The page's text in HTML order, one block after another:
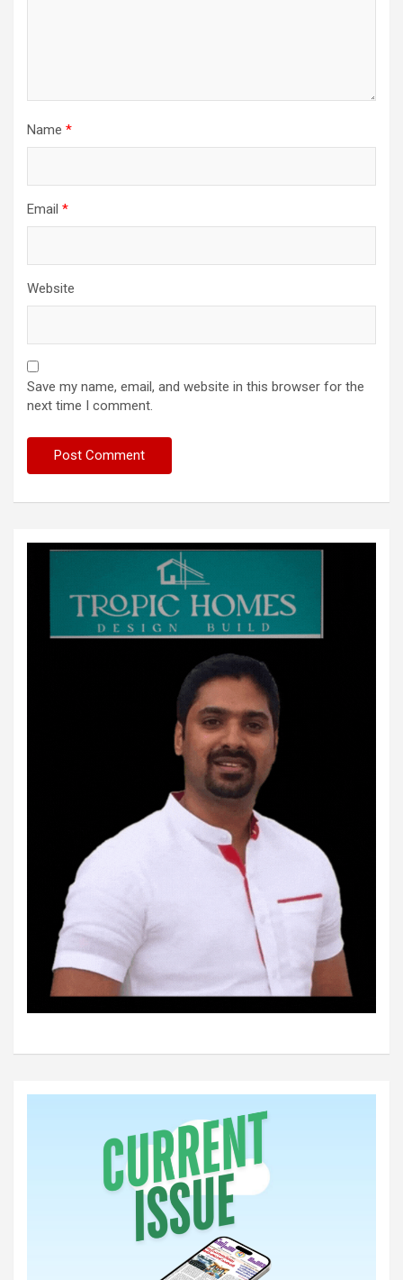
Name *
Email *
Website
Save my name, email, and website in this browser for the
next time I comment.